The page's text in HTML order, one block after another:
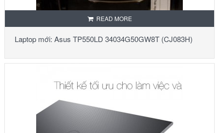
READ MORE
Laptop mới: Asus TP550LD 34034G50GW8T (CJ083H)